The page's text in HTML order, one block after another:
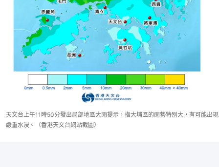
天文台上午11時50分發出局部地區大雨提示，指大埔區的雨勢特別大，有可能出現
嚴重水浸。（香港天文台網站截圖）